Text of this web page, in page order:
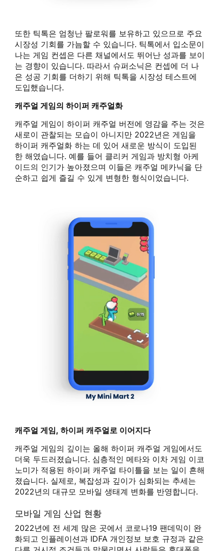
또한 틱톡은 엄청난 팔로워를 보유하고 있으므로 주요
시장성 기회를 가늠할 수 있습니다. 틱톡에서 입소문이
나는 게임 컨셉은 다른 채널에서도 뛰어난 성과를 보이
는 경향이 있습니다. 따라서 슈퍼소닉은 컨셉에 더 나
은 성공 기회를 더하기 위해 틱톡을 시장성 테스트에
도입했습니다.
캐주얼 게임의 하이퍼 캐주얼화
캐주얼 게임이 하이퍼 캐주얼 버전에 영감을 주는 것은
새로이 관찰되는 모습이 아니지만 2022년은 게임을
하이퍼 캐주얼화 하는 데 있어 새로운 방식이 도입된
한 해였습니다. 예를 들어 클리커 게임과 방치형 아케
이드의 인기가 높아졌으며 이들은 캐주얼 메카닉을 단
순하고 쉽게 즐길 수 있게 변형한 형식이었습니다.
캐주얼 게임, 하이퍼 캐주얼로 이어지다
캐주얼 게임의 깊이는 올해 하이퍼 캐주얼 게임에서도
더욱 두드러졌습니다. 심층적인 메타와 이차 게임 이코
노미가 적용된 하이퍼 캐주얼 타이틀을 보는 일이 흔해
졌습니다. 실제로, 복잡성과 깊이가 심화되는 추세는
2022년의 대규모 모바일 생태계 변화를 반영합니다.
모바일 게임 산업 현황
2022년에 전 세계 많은 곳에서 코로나19 팬데믹이 완
화되고 인플레이션과 IDFA 개인정보 보호 규정과 같은